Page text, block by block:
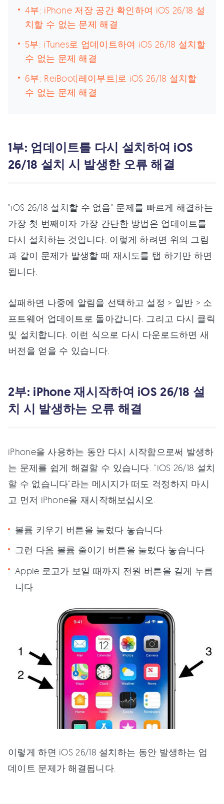
4부: iPhone 저장 공간 확인하여 iOS 26/18 설
치할 수 없는 문제 해결
5부: iTunes로 업데이트하여 iOS 26/18 설치할
수 없는 문제 해결
6부: ReiBoot(레이부트)로 iOS 26/18 설치할
수 없는 문제 해결
1부: 업데이트를 다시 설치하여 iOS
26/18 설치 시 발생한 오류 해결
"iOS 26/18 설치할 수 없음" 문제를 빠르게 해결하는
가장 첫 번째이자 가장 간단한 방법은 업데이트를
다시 설치하는 것입니다. 이렇게 하려면 위의 그림
과 같이 문제가 발생할 때 재시도를 탭 하기만 하면
됩니다.
실패하면 나중에 알림을 선택하고 설정 > 일반 > 소
프트웨어 업데이트로 돌아갑니다. 그리고 다시 클릭
및 설치합니다. 이런 식으로 다시 다운로드하면 새
버전을 얻을 수 있습니다.
2부: iPhone 재시작하여 iOS 26/18 설
치 시 발생하는 오류 해결
iPhone을 사용하는 동안 다시 시작함으로써 발생하
는 문제를 쉽게 해결할 수 있습니다. "iOS 26/18 설치
할 수 없습니다"라는 메시지가 떠도 걱정하지 마시
고 먼저 iPhone을 재시작해보십시오.
볼륨 키우기 버튼을 눌렀다 놓습니다.
그런 다음 볼륨 줄이기 버튼을 눌렀다 놓습니다.
Apple 로고가 보일 때까지 전원 버튼을 길게 누릅
니다.
이렇게 하면 iOS 26/18 설치하는 동안 발생하는 업
데이트 문제가 해결됩니다.